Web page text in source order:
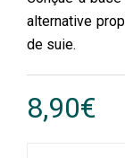
alternative
de suie.
8,90€